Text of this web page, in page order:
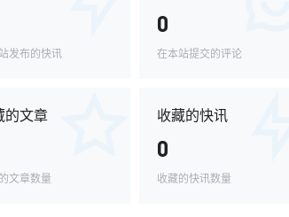
发布的快讯
0
在本站提交的评论
的文章
文章数量
收藏的快讯
0
收藏的快讯数量